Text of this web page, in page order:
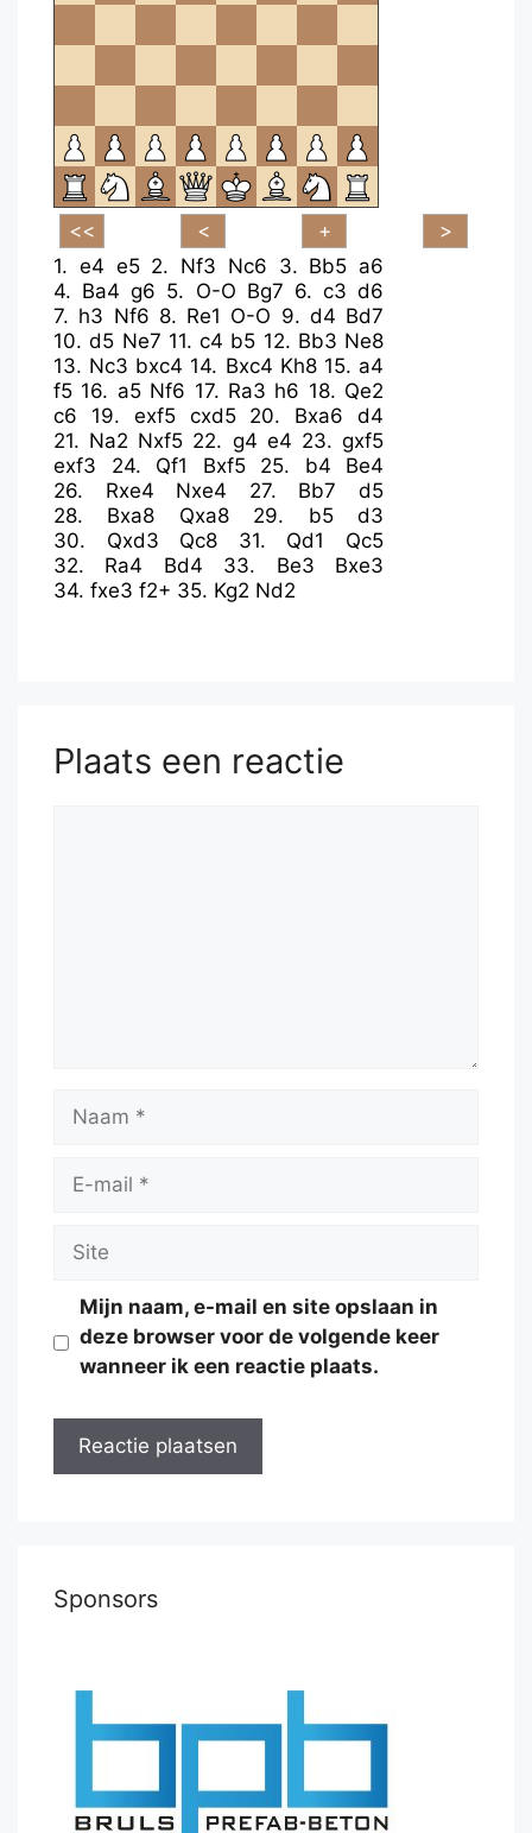
1. e4 e5 2. Nf3 Nc6 3. Bb5 a6
4. Ba4 g6 5. O-O Bg7 6. c3 d6
7. h3 Nf6 8. Re1 O-O 9. d4 Bd7
10.d5 Ne7 11. c4 b5 12. Bb3 Ne8
13. Nc3 bxc4 14. Bxc4 Kh8 15. a4
f5 16. a5 Nf6 17. Ra3 h6 18. Qe2
c6
19. exf5 cxd5 20. Bxa6
d4
21. Na2 Nxf5 22. g4 e4 23.gxf5
exf3
24. Qf1 Bxf5 25. b4
Be4
26. Rxe4 Nxe4 27. Bb7
d5
28. Bxa8 Qxa8 29. b5
d3
30. Qxd3 Qc8 31. Qd1
Qc5
32. Ra4 Bd4 33. Be3
Bxe3
34. fxe3 f2+ 35. Kg2 Nd2
Plaats een reactie
Naam
Site
Mijn naam, e-mail en site opslaan in
deze browser voor de volgende keer
wanneer ik een reactie plaats.
Sponsors